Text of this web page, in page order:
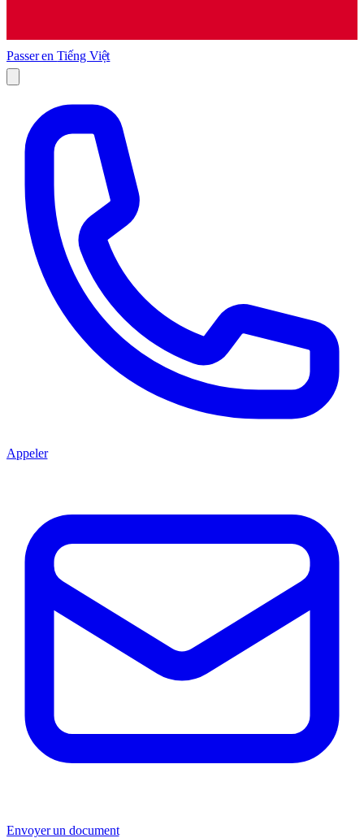
Passer enTiếng Việt
Appeler
Envoyer un document